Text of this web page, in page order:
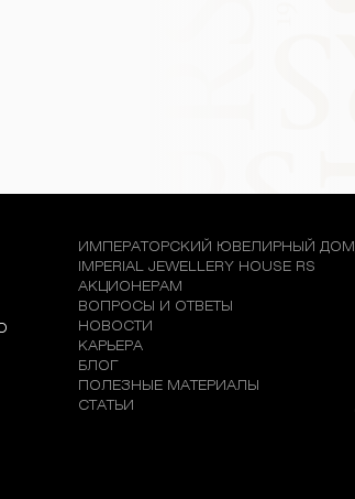
ИМПЕРАТОРСКИЙ ЮВЕЛИРНЫЙ ДОМ
IMPERIAL JEWELLERY HOUSE RS
АКЦИОНЕРАМ
ВОПРОСЫ И ОТВЕТЫ
НОВОСТИ
КАРЬЕРА
БЛОГ
ПОЛЕЗНЫЕ МАТЕРИАЛЫ
СТАТЬИ